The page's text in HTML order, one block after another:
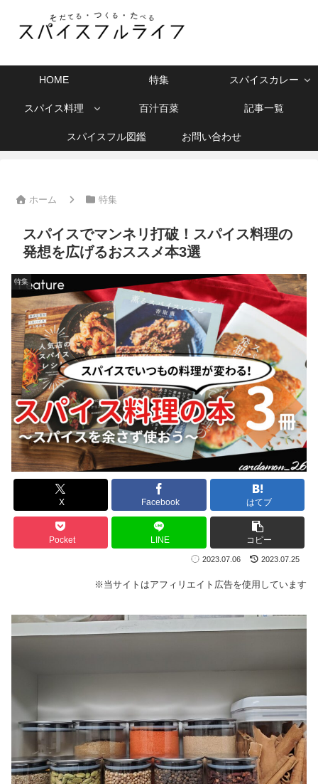
HOME 特集 スパイスカレー
スパイス料理 百汁百菜 記事一覧
スパイスフル図鑑 お問い合わせ
ホーム 特集
スパイスでマンネリ打破！スパイス料理の
発想を広げるおススメ本3選
特集
X Facebook はてブ
Pocket LINE コピー
2023.07.06 2023.07.25
※当サイトはアフィリエイト広告を使用しています